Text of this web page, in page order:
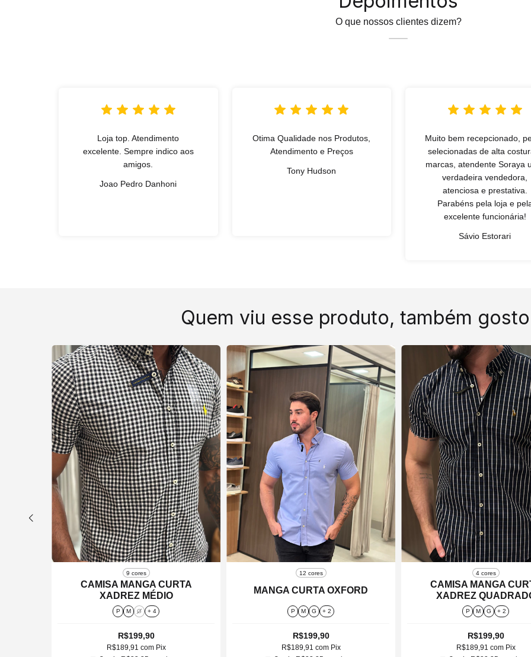
O que nossos clientes dizem?
Loja top. Atendimento
excelente. Sempre indico aos
amigos.
Joao Pedro Danhoni
Otima Qualidade nos Produtos,
Atendimento e Preços
Tony Hudson
Muito bem recepcionado,
selecionadas de alta
marcas, atendente Soraya
verdadeira vendedora,
atenciosa e prestativa.
Parabéns pela loja e
excelente funcionária!
Sávio Estorari
Quem viu esse produto, também
9 cores
CAMISA MANGA CURTA
XADREZ MÉDIO
P M G + 4
R$199,90
R$189,91 com Pix
12 cores
MANGA CURTA OXFORD
P M G + 2
R$199,90
R$189,91 com Pix
4 cores
CAMISA MANGA
XADREZ
P M G + 2
R$199,90
R$189,91 com Pix